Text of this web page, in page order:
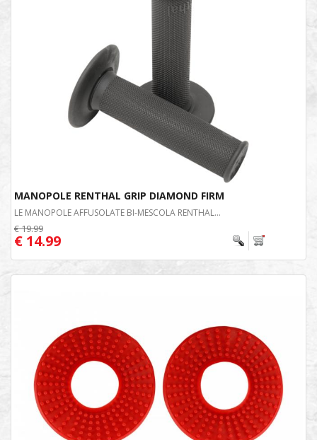
MANOPOLE RENTHAL GRIP DIAMOND FIRM
LE MANOPOLE AFFUSOLATE BI-MESCOLA RENTHAL...
€ 19.99
€ 14.99